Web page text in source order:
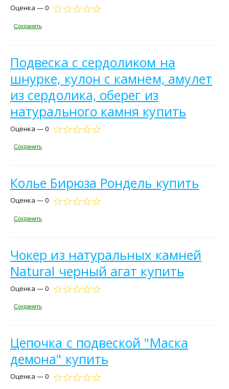
Оценка — 0
Сохранить
Подвеска с сердоликом на
шнурке, кулон с камнем, амулет
из сердолика, оберег из
натурального камня купить
Оценка — 0
Сохранить
Колье Бирюза Рондель купить
Оценка — 0
Сохранить
Чокер из натуральных камней
Natural черный агат купить
Оценка — 0
Сохранить
Цепочка с подвеской "Маска
демона" купить
Оценка — 0